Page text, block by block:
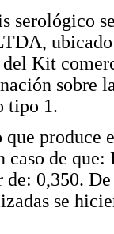
serológico
ubicado
del Kit
sobre
tipo 1.
produce
caso de
0,350.
se